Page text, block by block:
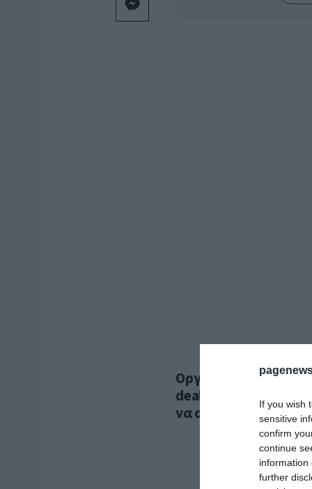
If you wish
sensitive
confirm
continue
information
further
Οργισμένα
deal με το Ιράν και
να αλλάξει τη Μέση